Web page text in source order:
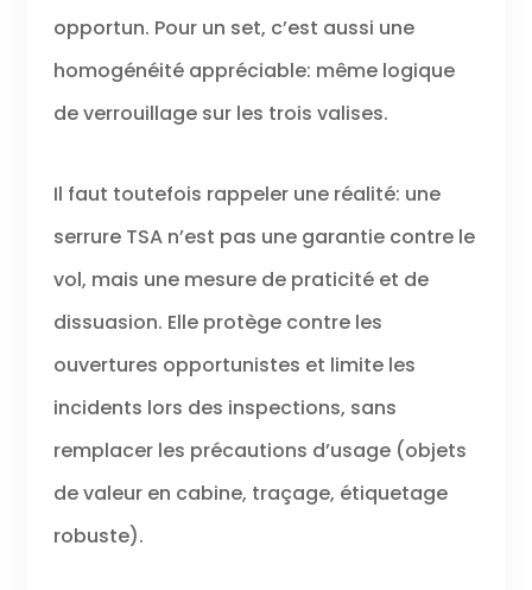
opportun. Pour un set, c’est aussi une
homogénéité appréciable: même logique
de verrouillage sur les trois valises.
Il faut toutefois rappeler une réalité: une
serrure TSA n’est pas une garantie contre le
vol, mais une mesure de praticité et de
dissuasion. Elle protège contre les
ouvertures opportunistes et limite les
incidents lors des inspections, sans
remplacer les précautions d’usage (objets
de valeur en cabine, traçage, étiquetage
robuste).